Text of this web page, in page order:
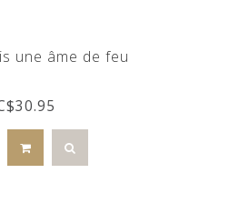
une âme de feu